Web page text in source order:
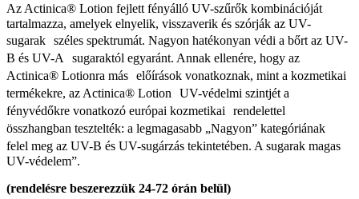
Az Actinica® Lotion fejlett fényálló UV-szűrők kombinációját
tartalmazza, amelyek elnyelik, visszaverik és szórják az UV-
sugarak széles spektrumát. Nagyon hatékonyan védi a bőrt az UV-
B és UV-A sugaraktól egyaránt. Annak ellenére, hogy az
Actinica® Lotionra más előírások vonatkoznak, mint a kozmetikai
termékekre, az Actinica® Lotion UV-védelmi szintjét a
fényvédőkre vonatkozó európai kozmetikai rendelettel
összhangban tesztelték: a legmagasabb „Nagyon” kategóriának
felel meg az UV-B és UV-sugárzás tekintetében. A sugarak magas
UV-védelem”.
(rendelésre beszerezzük 24-72 órán belül)